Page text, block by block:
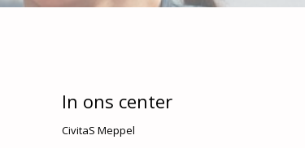
In ons center
CivitaS Meppel